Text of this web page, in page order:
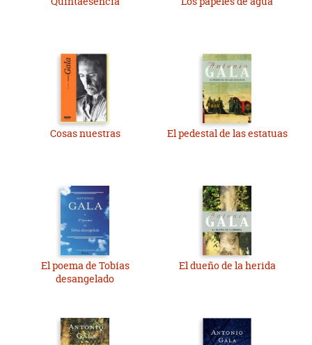
Cosas nuestras El pedestal de las estatuas
El poema de Tobías
desangelado
El dueño de la herida